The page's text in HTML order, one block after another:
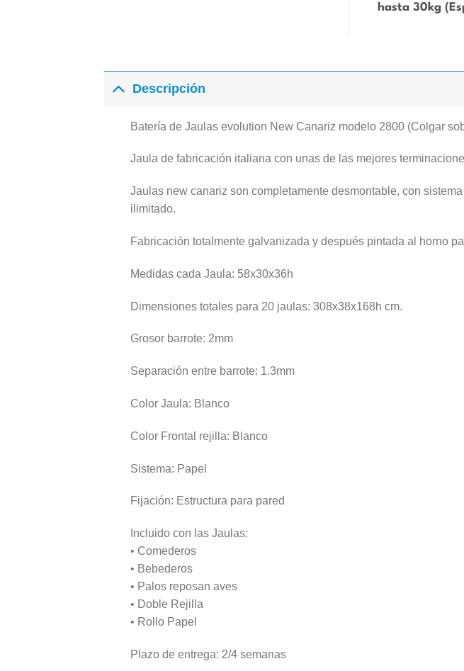
hasta 30kg
Descripción
Batería de Jaulas evolution New Canariz modelo 2800 (Colgar
Jaula de fabricación italiana con unas de las mejores
Jaulas new canariz son completamente desmontable, con
ilimitado.
Fabricación totalmente galvanizada y después pintada al horno
Medidas cada Jaula: 58x30x36h
Dimensiones totales para 20 jaulas: 308x38x168h cm.
Grosor barrote: 2mm
Separación entre barrote: 1.3mm
Color Jaula: Blanco
Color Frontal rejilla: Blanco
Sistema: Papel
Fijación: Estructura para pared
Incluido con las Jaulas:
• Comederos
• Bebederos
• Palos reposan aves
• Doble Rejilla
• Rollo Papel
Plazo de entrega: 2/4 semanas